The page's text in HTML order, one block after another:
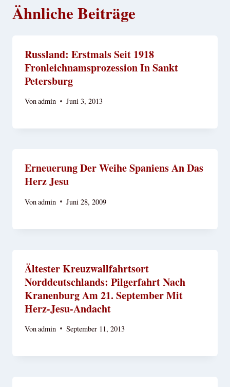
Ähnliche Beiträge
Russland: Erstmals Seit 1918
Fronleichnamsprozession In Sankt
Petersburg
Vonadmin Juni 3, 2013
Erneuerung Der Weihe Spaniens An Das
Herz Jesu
Vonadmin Juni 28, 2009
Ältester Kreuzwallfahrtsort
Norddeutschlands: Pilgerfahrt Nach
Kranenburg Am 21. September Mit
Herz-Jesu-Andacht
Vonadmin September 11, 2013